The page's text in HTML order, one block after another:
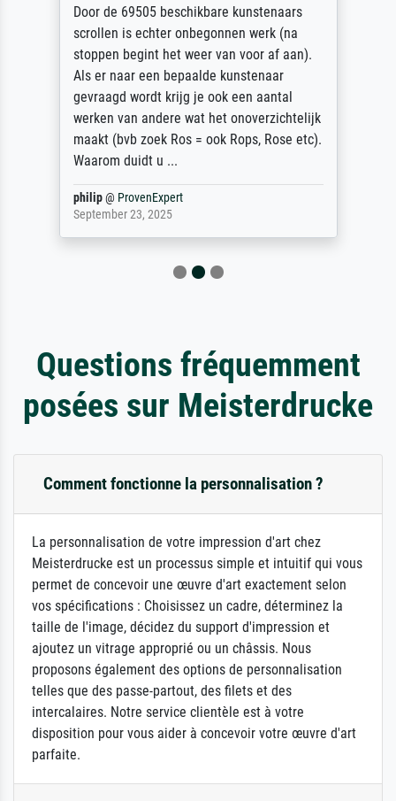
Door de 69505 beschikbare kunstenaars
scrollen is echter onbegonnen werk (na
stoppen begint het weer van voor af aan).
Als er naar een bepaalde kunstenaar
gevraagd wordt krijg je ook een aantal
werken van andere wat het onoverzichtelijk
maakt (bvb zoek Ros = ook Rops, Rose etc).
Waarom duidt u ...
philip@ ProvenExpert
September 23, 2025
Questions fréquemment
posées sur Meisterdrucke
Comment fonctionne la personnalisation ?
La personnalisation de votre impression d'art chez
Meisterdrucke est un processus simple et intuitif qui vous
permet de concevoir une œuvre d'art exactement selon
vos spécifications : Choisissez un cadre, déterminez la
taille de l'image, décidez du support d'impression et
ajoutez un vitrage approprié ou un châssis. Nous
proposons également des options de personnalisation
telles que des passe-partout, des filets et des
intercalaires. Notre service clientèle est à votre
disposition pour vous aider à concevoir votre œuvre d'art
parfaite.